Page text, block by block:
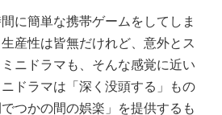
に簡単な携帯ゲームをしてしま
産性は皆無だけれど、意外とス
ニドラマも、そんな感覚に近い
ドラマは「深く没頭する」もの
つかの間の娯楽」を提供するも